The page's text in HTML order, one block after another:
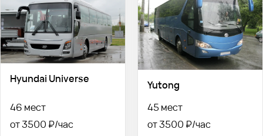
Hyundai Universe
46 мест
от 3500 ₽
Yutong
45 мест
от 3500 ₽